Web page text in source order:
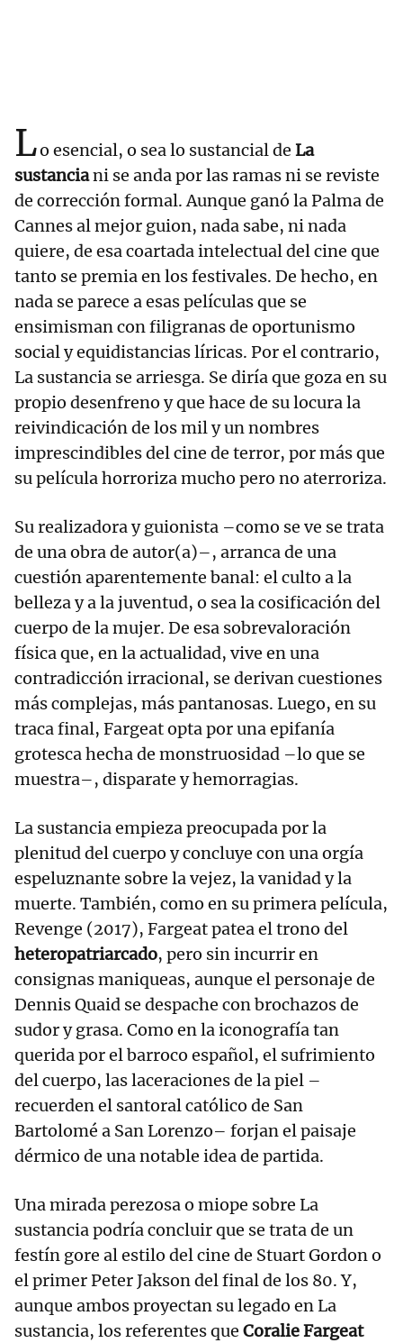
Lo esencial, o sea lo sustancial de La
sustanciani se anda por las ramas ni se reviste
de corrección formal. Aunque ganó la Palma de
Cannes al mejor guion, nada sabe, ni nada
quiere, de esa coartada intelectual del cine que
tanto se premia en los festivales. De hecho, en
nada se parece a esas películas que se
ensimisman con filigranas de oportunismo
social y equidistancias líricas. Por el contrario,
La sustancia se arriesga. Se diría que goza en su
propio desenfreno y que hace de su locura la
reivindicación de los mil y un nombres
imprescindibles del cine de terror, por más que
su película horroriza mucho pero no aterroriza.
Su realizadora y guionista –como se ve se trata
de una obra de autor(a)–, arranca de una
cuestión aparentemente banal: el culto a la
belleza y a la juventud, o sea la cosificación del
cuerpo de la mujer. De esa sobrevaloración
física que, en la actualidad, vive en una
contradicción irracional, se derivan cuestiones
más complejas, más pantanosas. Luego, en su
traca final, Fargeat opta por una epifanía
grotesca hecha de monstruosidad –lo que se
muestra–, disparate y hemorragias.
La sustancia empieza preocupada por la
plenitud del cuerpo y concluye con una orgía
espeluznante sobre la vejez, la vanidad y la
muerte. También, como en su primera película,
Revenge (2017), Fargeat patea el trono del
heteropatriarcado, pero sin incurrir en
consignas maniqueas, aunque el personaje de
Dennis Quaid se despache con brochazos de
sudor y grasa. Como en la iconografía tan
querida por el barroco español, el sufrimiento
del cuerpo, las laceraciones de la piel –
recuerden el santoral católico de San
Bartolomé a San Lorenzo– forjan el paisaje
dérmico de una notable idea de partida.
Una mirada perezosa o miope sobre La
sustancia podría concluir que se trata de un
festín gore al estilo del cine de Stuart Gordon o
el primer Peter Jakson del final de los 80. Y,
aunque ambos proyectan su legado en La
sustancia, los referentes que Coralie Fargeat